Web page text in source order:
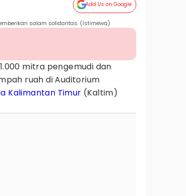
Add Us on Google
salam solidaritas. (Istimewa)
mitra pengemudi dan
ruah di Auditorium
Kalimantan Timur (Kaltim)